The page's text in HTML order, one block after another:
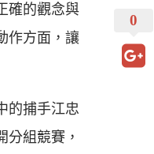
確的觀念與
作方面，讓
的捕手江忠
組競賽，
0